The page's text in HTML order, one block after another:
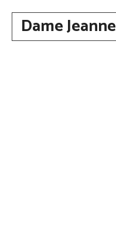
contenuDame Jeanne